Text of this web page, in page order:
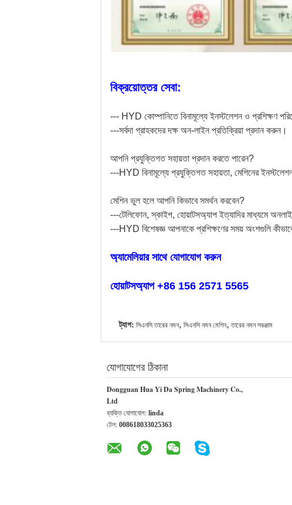
বিক্রয়োত্তর সেবা:
--- HYD কোম্পানিতে বিনামূল্যে ইনস্টলেশন ও প্রশিক্ষণ
---সর্বদা গ্রাহকদের দক্ষ অন-লাইন প্রতিক্রিয়া প্রদান করুন।
আপনি প্রযুক্তিগত সহায়তা প্রদান করতে পারেন?
---HYD বিনামূল্যে প্রযুক্তিগত সহায়তা, মেশিনের
মেশিন ভুল হলে আপনি কিভাবে সমর্থন করবেন?
---টেলিফোন, স্কাইপ, হোয়াটসঅ্যাপ ইত্যাদির মাধ্যমে
---HYD বিশেষজ্ঞ আপনাকে প্রশিক্ষণের সময় অংশগুলি
অ্যামেলিয়ার সাথে যোগাযোগ করুন
হোয়াটসঅ্যাপ +86 156 2571 5565
ট্যাগ: সিএনসি তারের নমন, সিএনসি নমন মেশিন, তারের নমন সরঞ্জাম
যোগাযোগের ঠিকানা
Dongguan Hua Yi Da Spring Machinery Co.,
Ltd
ব্যক্তি যোগাযোগ: linda
টেল: 008618033025363